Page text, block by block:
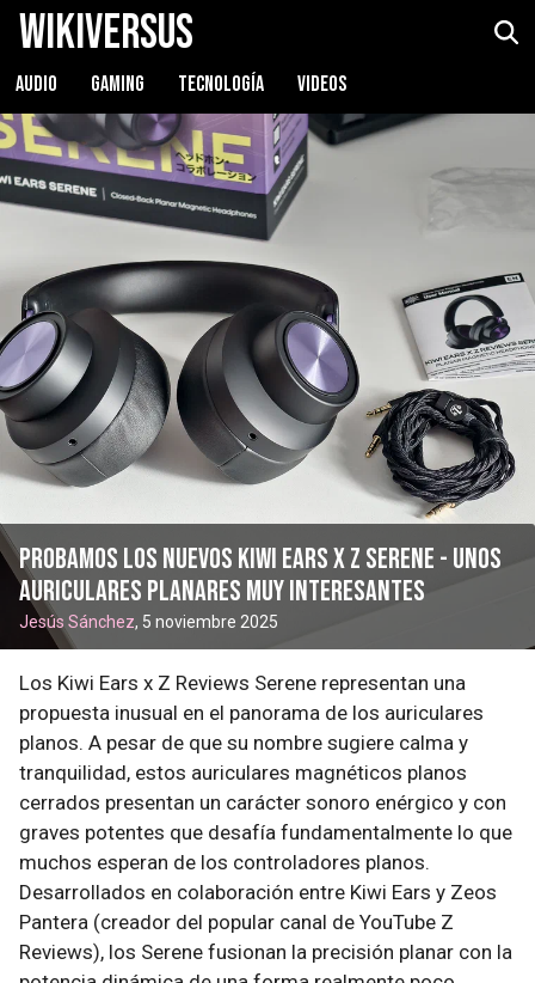
WikiVersus
AUDIO GAMING TECNOLOGÍA VIDEOS
Probamos los nuevos Kiwi Ears x Z Serene - unos
auriculares planares muy interesantes
Jesús Sánchez, 5 noviembre 2025
Los Kiwi Ears x Z Reviews Serene representan una
propuesta inusual en el panorama de los auriculares
planos. A pesar de que su nombre sugiere calma y
tranquilidad, estos auriculares magnéticos planos
cerrados presentan un carácter sonoro enérgico y con
graves potentes que desafía fundamentalmente lo que
muchos esperan de los controladores planos.
Desarrollados en colaboración entre Kiwi Ears y Zeos
Pantera (creador del popular canal de YouTube Z
Reviews), los Serene fusionan la precisión planar con la
Kiwi Ears x Z Reviews: Serene Ver precio